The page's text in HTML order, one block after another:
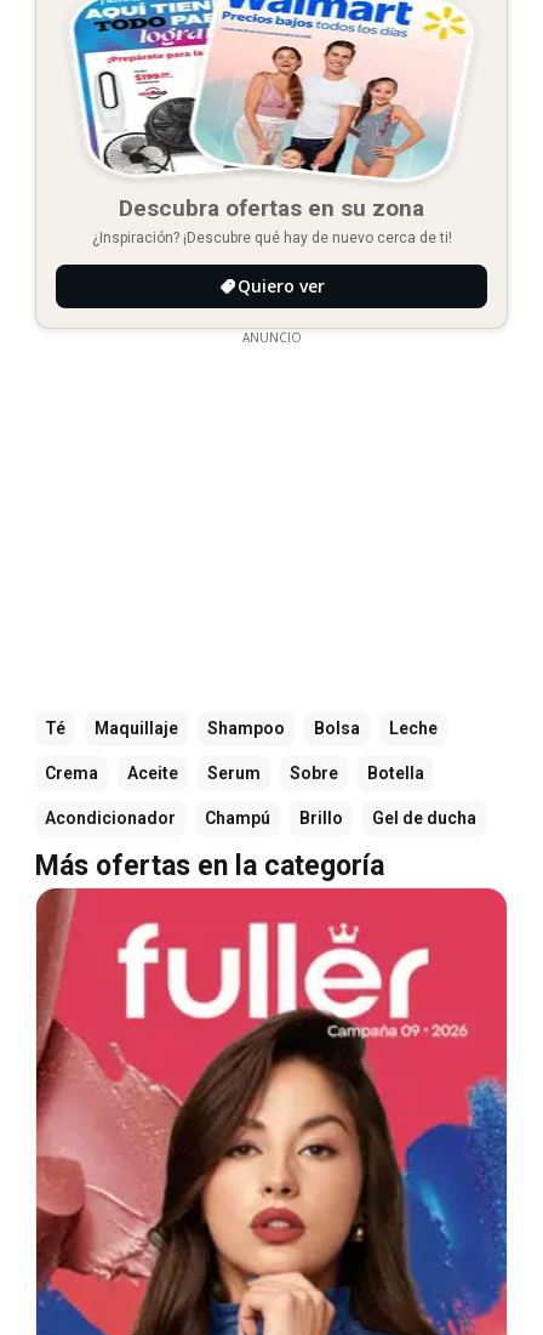
Descubra ofertas en su zona
¿Inspiración? ¡Descubre qué hay de nuevo cerca de ti!
Quiero ver
ANUNCIO
Té Maquillaje Shampoo Bolsa Leche
Crema Aceite Serum Sobre Botella
Acondicionador Champú Brillo Gel de ducha
Más ofertas en la categoría